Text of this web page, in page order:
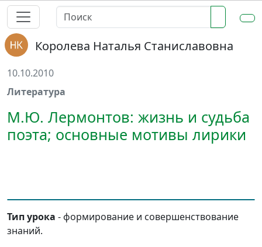
Королева Наталья Станиславовна
10.10.2010
Литература
М.Ю. Лермонтов: жизнь и судьба
поэта; основные мотивы лирики
Тип урока - формирование и совершенствование
знаний.